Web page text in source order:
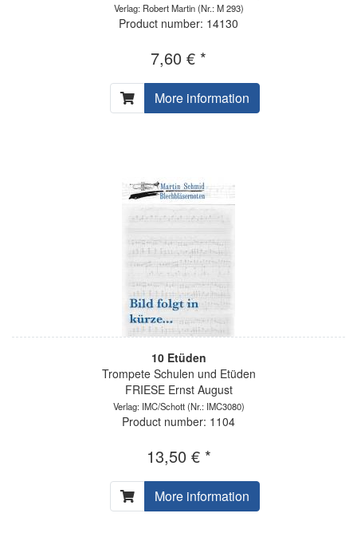
Verlag: Robert Martin(Nr.: M 293)
Product number: 14130
7,60 € *
More information
10 Etüden
Trompete Schulen und Etüden
FRIESE Ernst August
Verlag: IMC/Schott(Nr.: IMC3080)
Product number: 1104
13,50 € *
More information